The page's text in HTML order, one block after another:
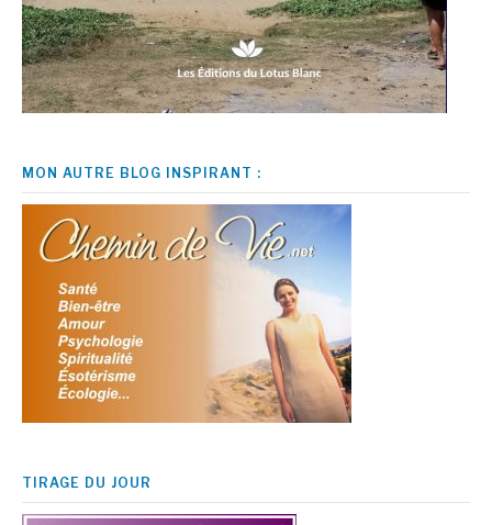
MON AUTRE BLOG INSPIRANT :
TIRAGE DU JOUR